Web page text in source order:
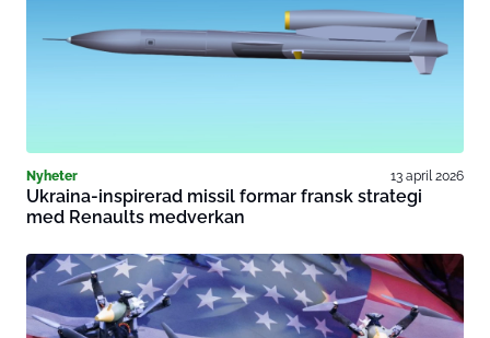
Nyheter 13 april 2026
Ukraina-inspirerad missil formar fransk strategi
med Renaults medverkan